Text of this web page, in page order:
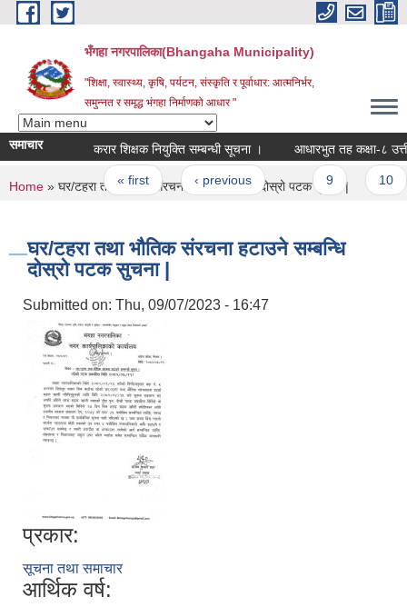
Skip to main content
भँगहा नगरपालिका(Bhangaha Municipality)
"शिक्षा, स्वास्थ्य, कृषि, पर्यटन, संस्कृति र पूर्वाधार: आत्मनिर्भर,
समुन्नत र समृद्ध भंगहा निर्माणको आधार "
समाचार करार शिक्षक नियुक्ति सम्बन्धी सूचना । आधारभुत तह कक्षा-८ उत्तीर्ण
Pages
« first ‹ previous … 9
You are here
Home » घर/टहरा तथा भौतिक संरचना हटाउने सम्बन्धि दोस्रो पटक सुचना |
घर/टहरा तथा भौतिक संरचना हटाउने सम्बन्धि
दोस्रो पटक सुचना |
Submitted on: Thu, 09/07/2023 - 16:47
प्रकार:
सूचना तथा समाचार
आर्थिक वर्ष: